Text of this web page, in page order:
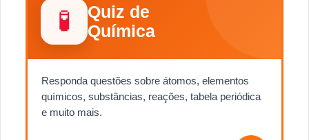
🧪
Quiz de
Química
Responda questões sobre átomos, elementos
químicos, substâncias, reações, tabela periódica
e muito mais.